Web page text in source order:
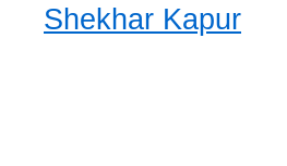
Shekhar Kapur